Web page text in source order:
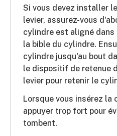
Si vous devez installer
levier, assurez-vous
cylindre est aligné dans
la bible du cylindre.
cylindre jusqu'au bout
le dispositif de retenue
levier pour retenir le
Lorsque vous insérez la
appuyer trop fort pour
tombent.